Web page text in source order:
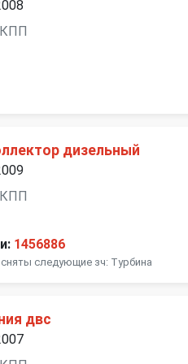
дизельный
1456886
следующие зч: Турбина
двс